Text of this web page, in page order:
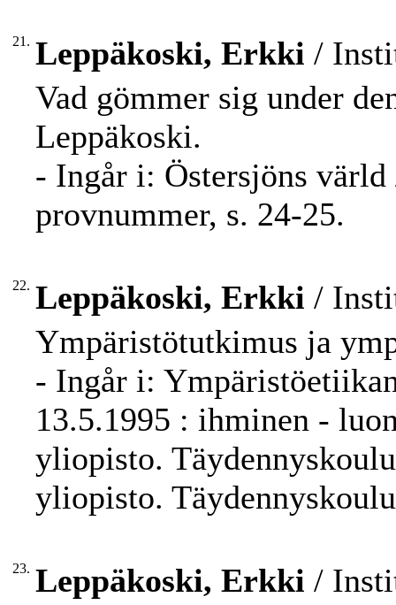
21. Leppäkoski, Erkki /
Vad gömmer sig under
Leppäkoski.
- Ingår i: Östersjöns
provnummer, s. 24-25.
22. Leppäkoski, Erkki /
Ympäristötutkimus ja
- Ingår i:
13.5.1995 : ihminen -
yliopisto.
yliopisto.
23. Leppäkoski, Erkki /